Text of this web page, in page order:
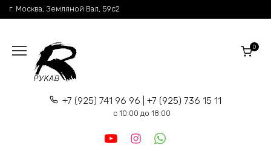
Перейти
к
г. Москва, Земляной Вал, 59c2
+7 (925) 741 96 96 | +7 (925) 736 15 11
c 10:00 до 18:00
0